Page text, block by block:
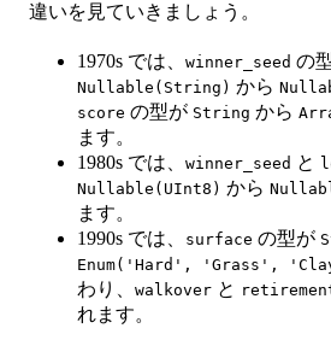
違いを見ていきましょう。
1970s では、 winner_seed の
Nullable(String) から
score の型が String から
ます。
1980s では、 winner_seed と
Nullable(UInt8) から
ます。
1990s では、
surface の型が
Enum('Hard', 'Grass',
わり、 walkover と
れます。